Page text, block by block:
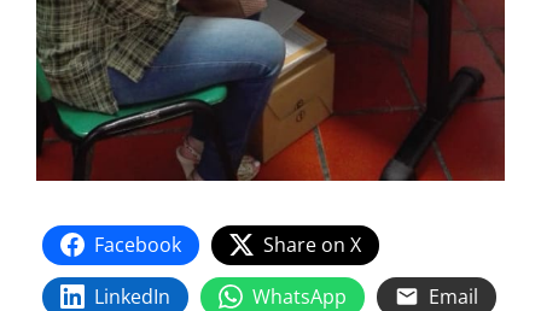
Facebook
Share on X
LinkedIn
WhatsApp
Email